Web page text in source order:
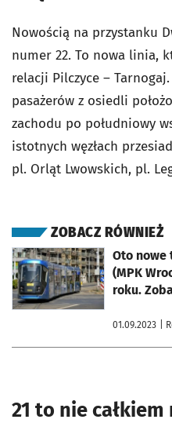
Nowością na przystanku
numer 22. To nowa linia,
relacji Pilczyce –
pasażerów z osiedli
zachodu po południowy
istotnych węzłach
pl. Orląt Lwowskich, pl.
ZOBACZ RÓWNIEŻ
Oto
(MPK
roku.
01.09.2023 |
otworzy się w nowej karcie
21 to nie